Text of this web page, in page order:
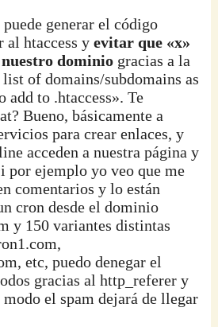
generar el código
al htaccess yevitar que «x»
nuestro dominio gracias a la
of domains/subdomains as
add to .htaccess». Te
Bueno, básicamente a
para crear enlaces, y
acceden a nuestra página y
por ejemplo yo veo que me
comentarios y lo están
cron desde el dominio
y 150 variantes distintas
etc, puedo denegar el
gracias al http_referer y
modo el spam dejará de llegar